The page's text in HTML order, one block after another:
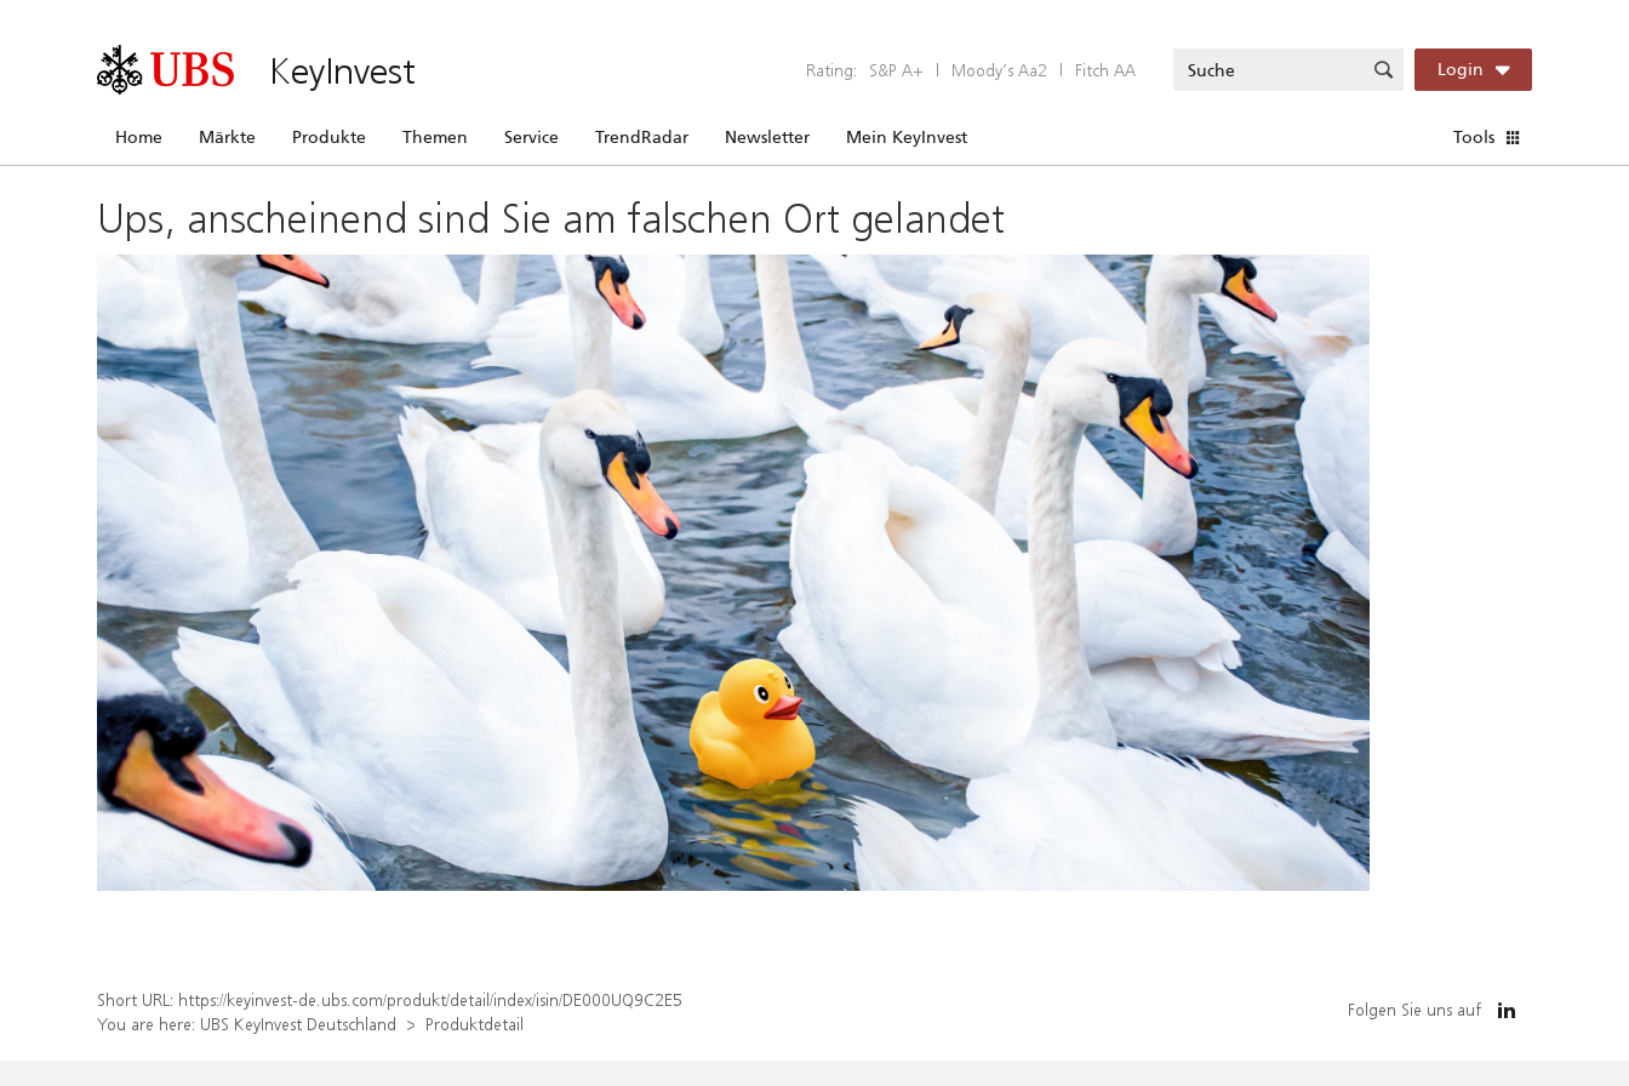
KeyInvest Rating: S&P A+ | Moody’s Aa2 | Fitch AA Login
Home Märkte Produkte Themen Service TrendRadar Newsletter Mein KeyInvest Tools
Ups, anscheinend sind Sie am falschen Ort gelandet
Short URL: https://keyinvest-de.ubs.com/produkt/detail/index/isin/DE000UQ9C2E5
You are here: UBS KeyInvest Deutschland Produktdetail
Folgen Sie uns auf